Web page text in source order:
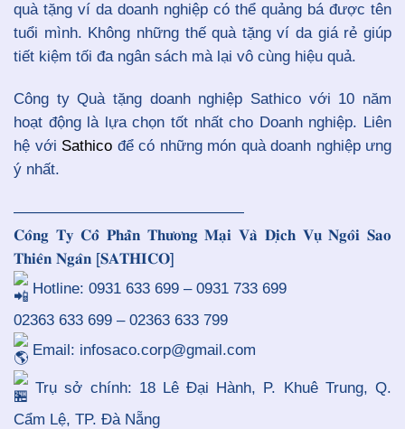
quà tặng ví da doanh nghiệp có thể quảng bá được tên
tuổi mình. Không những thế quà tặng ví da giá rẻ giúp
tiết kiệm tối đa ngân sách mà lại vô cùng hiệu quả.
Công ty Quà tặng doanh nghiệp Sathico với 10 năm
hoạt động là lựa chọn tốt nhất cho Doanh nghiệp. Liên
hệ với Sathico để có những món quà doanh nghiệp ưng
ý nhất.
———————————————
𝐂𝐨̂𝐧𝐠 𝐓𝐲 𝐂𝐨̂̉ 𝐏𝐡𝐚̂̀𝐧 𝐓𝐡𝐮̛𝐨̛𝐧𝐠 𝐌𝐚̣𝐢 𝐕𝐚̀ 𝐃𝐢̣𝐜𝐡 𝐕𝐮̣ 𝐍𝐠𝐨̂𝐢 𝐒𝐚𝐨
𝐓𝐡𝐢𝐞̂𝐧 𝐍𝐠𝐚̂𝐧 [𝐒𝐀𝐓𝐇𝐈𝐂𝐎]
Hotline: 0931 633 699 – 0931 733 699
02363 633 699 – 02363 633 799
Email: infosaco.corp@gmail.com
Trụ sở chính: 18 Lê Đại Hành, P. Khuê Trung, Q.
Cẩm Lệ, TP. Đà Nẵng